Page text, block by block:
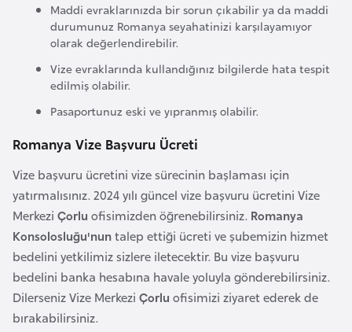
Maddi evraklarınızda bir sorun çıkabilir ya da maddi
durumunuz Romanya seyahatinizi karşılayamıyor
olarak değerlendirebilir.
Vize evraklarında kullandığınız bilgilerde hata tespit
edilmiş olabilir.
Pasaportunuz eski ve yıpranmış olabilir.
Romanya Vize Başvuru Ücreti
Vize başvuru ücretini vize sürecinin başlaması için
yatırmalısınız. 2024 yılı güncel vize başvuru ücretini Vize
Merkezi Çorlu ofisimizden öğrenebilirsiniz. Romanya
Konsolosluğu'nuntalep ettiği ücreti ve şubemizin hizmet
bedelini yetkilimiz sizlere iletecektir. Bu vize başvuru
bedelini banka hesabına havale yoluyla gönderebilirsiniz.
Dilerseniz Vize Merkezi Çorlu ofisimizi ziyaret ederek de
bırakabilirsiniz.
o
B
u
l
g
a
r
i